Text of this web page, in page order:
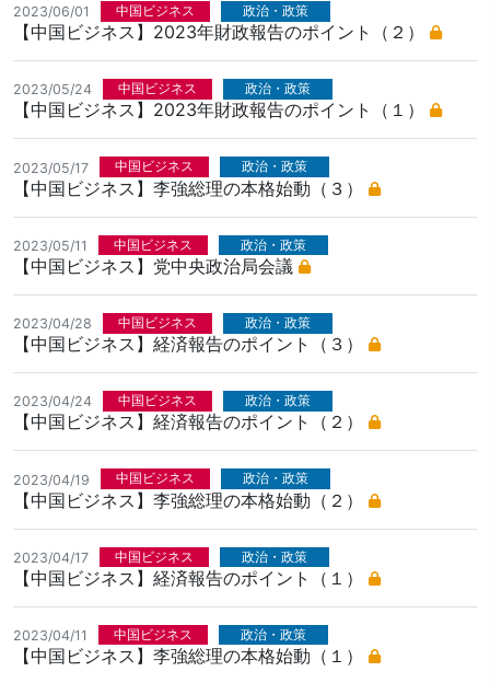
2023/06/01 中国ビジネス 政治・政策
【中国ビジネス】2023年財政報告のポイント（２）
2023/05/24 中国ビジネス 政治・政策
【中国ビジネス】2023年財政報告のポイント（１）
2023/05/17 中国ビジネス 政治・政策
【中国ビジネス】李強総理の本格始動（３）
2023/05/11 中国ビジネス 政治・政策
【中国ビジネス】党中央政治局会議
2023/04/28 中国ビジネス 政治・政策
【中国ビジネス】経済報告のポイント（３）
2023/04/24 中国ビジネス 政治・政策
【中国ビジネス】経済報告のポイント（２）
2023/04/19 中国ビジネス 政治・政策
【中国ビジネス】李強総理の本格始動（２）
2023/04/17 中国ビジネス 政治・政策
【中国ビジネス】経済報告のポイント（１）
2023/04/11 中国ビジネス 政治・政策
【中国ビジネス】李強総理の本格始動（１）